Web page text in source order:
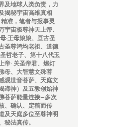
及地球人类负责，力
揭秘宇宙高维真相
准，笔者与报事灵
宇宙极尊神天上帝、
·王母娘娘、亘古圣
圣尊鸿均老祖、道德
哲老子、第十八代玉
帝· 关圣帝君、燃灯
母、大智慧文殊菩
观世音菩萨、天庭文
谛神）及五教创始神
菩萨能量连接—多次
、确认、定稿而传
及天庭多位至尊神明
秘法真传。